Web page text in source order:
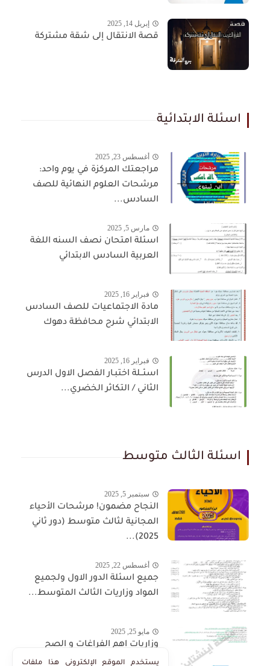
إبريل 14, 2025
قصة الانتقال إلى شقة مشتركة
اسئلة الابتدائية
أغسطس 23, 2025
مراجعتك المركزة في يوم واحد:
مرشحات العلوم النهائية للصف
السادس...
مارس 5, 2025
اسئلة امتحان نصف السنه اللغة
العربية السادس الابتدائي
فبراير 16, 2025
مادة الاجتماعيات للصف السادس
الابتدائي شرح محافظة دهوك
فبراير 16, 2025
اسئــلة اختبـار الفصل الاول الدرس
الثاني / التكاثر الخضري...
اسئلة الثالث متوسط
سبتمبر 5, 2025
النجاح مضمون! مرشحات الأحياء
المجانية لثالث متوسط (دور ثاني
2025)...
أغسطس 22, 2025
جميع اسئلة الدور الاول ولجميع
المواد وزاريات الثالث المتوسط...
مايو 25, 2025
وزاريات اهم الفراغات و الصح
والخطأ في منهج الاجتماعيات
يستخدم الموقع الإلكتروني هذا ملفات